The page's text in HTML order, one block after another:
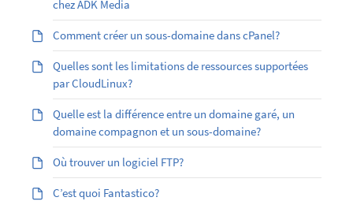
chez ADK Media
Comment créer un sous-domaine dans cPanel?
Quelles sont les limitations de ressources supportées
par CloudLinux?
Quelle est la différence entre un domaine garé, un
domaine compagnon et un sous-domaine?
Où trouver un logiciel FTP?
C’est quoi Fantastico?